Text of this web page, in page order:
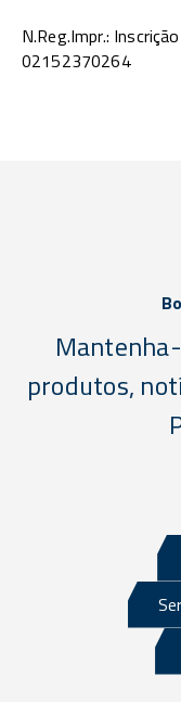
N.Reg.Impr.:
02152370264
produtos,